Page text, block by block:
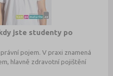
jste studenty po
pojem. V praxi znamená
hlavně zdravotní pojištění